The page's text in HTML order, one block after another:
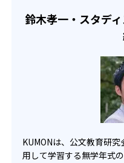
宿題の量や進め方に関し
だ。
鈴木孝一・スタデ
KUMONは、公文教育研
用して学習する無学年式